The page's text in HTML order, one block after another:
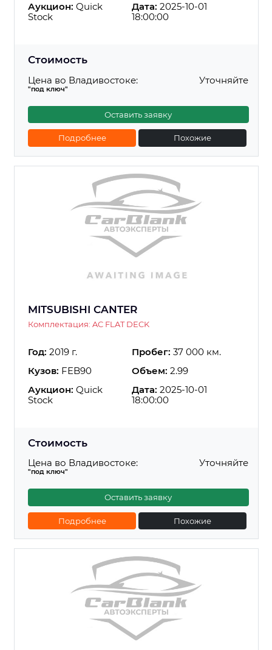
Аукцион: Quick
Stock
Дата: 2025-10-01
18:00:00
Стоимость
Цена во Владивостоке:
"под ключ"
Уточняйте
Оставить заявку
Подробнее Похожие
MITSUBISHI CANTER
Комплектация: AC FLAT DECK
Год: 2019 г. Пробег: 37 000 км.
Кузов: FEB90 Объем: 2.99
Аукцион: Quick
Stock
Дата: 2025-10-01
18:00:00
Стоимость
Цена во Владивостоке:
"под ключ"
Уточняйте
Оставить заявку
Подробнее Похожие